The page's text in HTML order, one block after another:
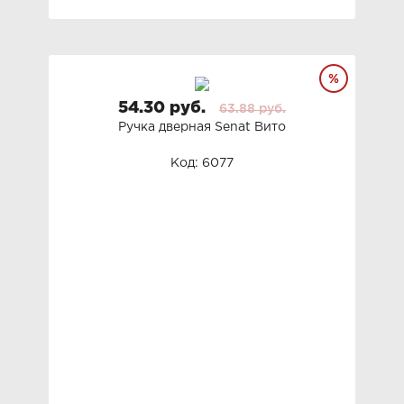
54.30 руб.
63.88 руб.
Ручка дверная Senat Вито
Код: 6077